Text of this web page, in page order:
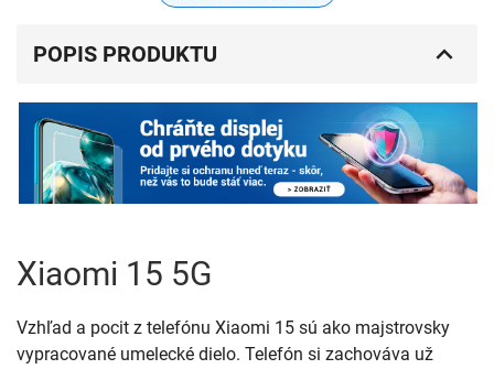
POPIS PRODUKTU
Xiaomi 15 5G
Vzhľad a pocit z telefónu Xiaomi 15 sú ako majstrovsky
vypracované umelecké dielo. Telefón si zachováva už